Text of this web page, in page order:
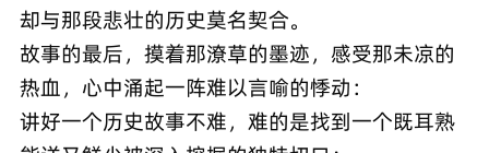
却与那段悲壮的历史莫名契合。
故事的最后，摸着那潦草的墨迹，感受那未凉的
热血，心中涌起一阵难以言喻的悸动：
讲好一个历史故事不难，难的是找到一个既耳熟